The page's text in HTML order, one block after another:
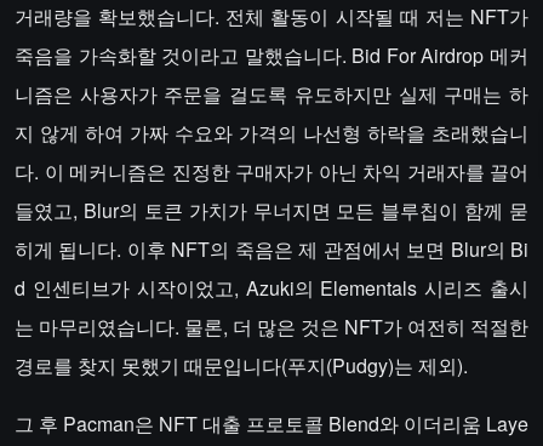
거래량을 확보했습니다. 전체 활동이 시작될 때 저는 NFT가
죽음을 가속화할 것이라고 말했습니다. Bid For Airdrop 메커
니즘은 사용자가 주문을 걸도록 유도하지만 실제 구매는 하
지 않게 하여 가짜 수요와 가격의 나선형 하락을 초래했습니
다. 이 메커니즘은 진정한 구매자가 아닌 차익 거래자를 끌어
들였고, Blur의 토큰 가치가 무너지면 모든 블루칩이 함께 묻
히게 됩니다. 이후 NFT의 죽음은 제 관점에서 보면 Blur의 Bi
d 인센티브가 시작이었고, Azuki의 Elementals 시리즈 출시
는 마무리였습니다. 물론, 더 많은 것은 NFT가 여전히 적절한
경로를 찾지 못했기 때문입니다(푸지(Pudgy)는 제외).
그 후 Pacman은 NFT 대출 프로토콜 Blend와 이더리움 Laye